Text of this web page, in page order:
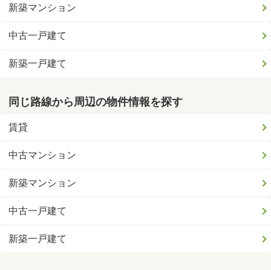
新築マンション
中古一戸建て
新築一戸建て
同じ路線から周辺の物件情報を探す
賃貸
中古マンション
新築マンション
中古一戸建て
新築一戸建て